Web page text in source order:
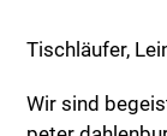
Tischläufer,
Wir sind